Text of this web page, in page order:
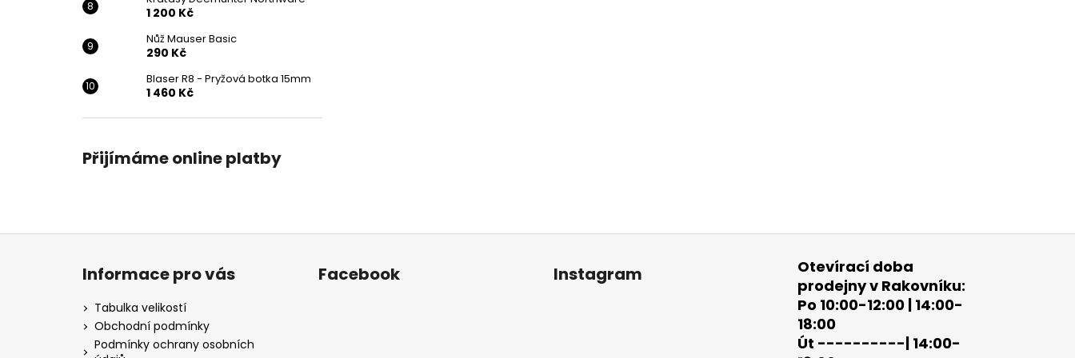
1 200 Kč
Nůž Mauser Basic
290 Kč
Blaser R8 - Pryžová botka 15mm
1 460 Kč
Přijímáme online platby
Z
Informace pro vás
Tabulka velikostí
Obchodní podmínky
Podmínky ochrany osobních
Facebook Instagram
Otevírací doba
prodejny v Rakovníku:
Po 10:00-12:00 | 14:00-
18:00
Út ----------| 14:00-